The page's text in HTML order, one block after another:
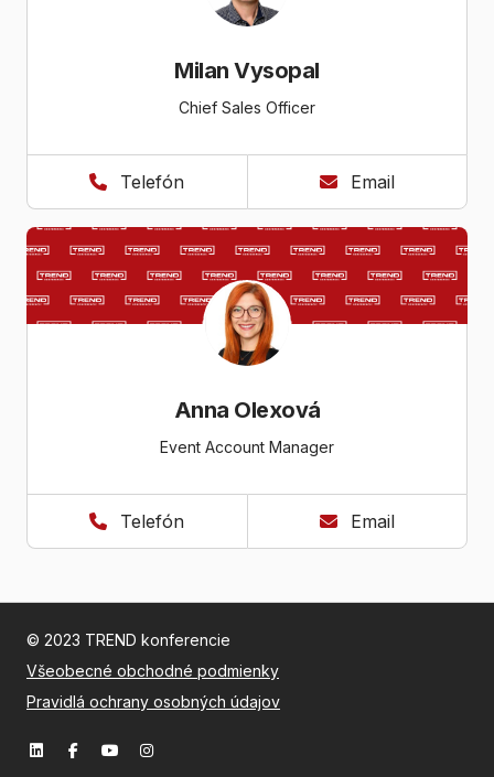
Milan Vysopal
C​​hief Sales Officer
Telefón Email
Anna Olexová
Event Account Manager
Telefón Email
© 2023 TREND konferencie
Všeobecné obchodné podmienky
Pravidlá ochrany osobných údajov
LinkedIn TREND
Facebook TREND
YouTube TREND
Instagram TREND